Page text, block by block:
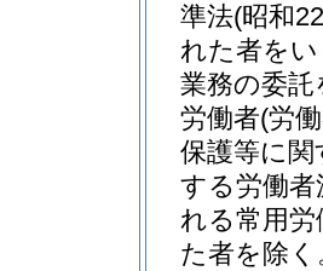
準法(昭和
れた者を
業務の委
労働者(労
保護等に関
する労働
れる常用労
た者を除く